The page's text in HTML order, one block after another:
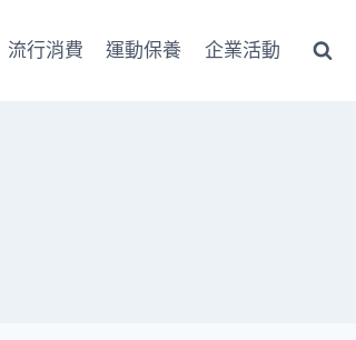
流行消費 運動保養 企業活動